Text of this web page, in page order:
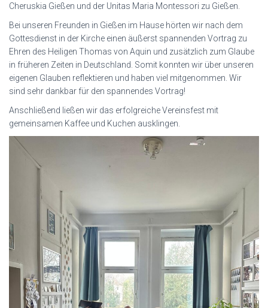
Cheruskia Gießen und der Unitas Maria Montessori zu Gießen.
Bei unseren Freunden in Gießen im Hause hörten wir nach dem
Gottesdienst in der Kirche einen äußerst spannenden Vortrag zu
Ehren des Heiligen Thomas von Aquin und zusätzlich zum Glaube
in früheren Zeiten in Deutschland. Somit konnten wir über unseren
eigenen Glauben reflektieren und haben viel mitgenommen. Wir
sind sehr dankbar für den spannendes Vortrag!
Anschließend ließen wir das erfolgreiche Vereinsfest mit
gemeinsamen Kaffee und Kuchen ausklingen.